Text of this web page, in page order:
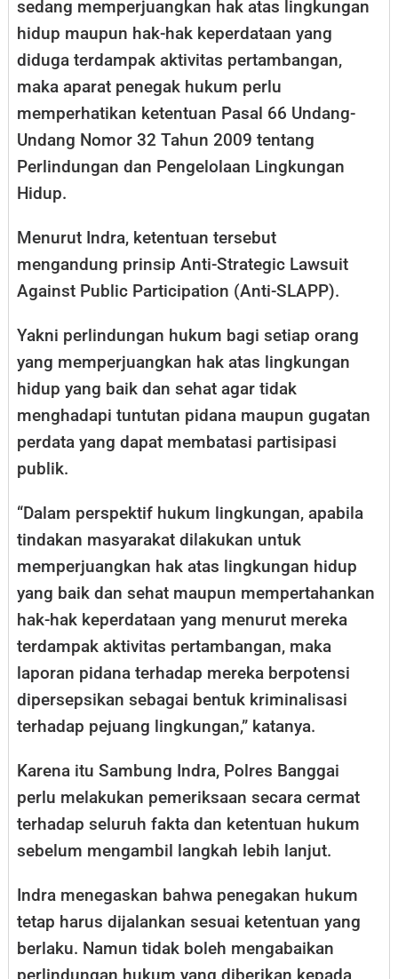
sedang memperjuangkan hak atas lingkungan
hidup maupun hak-hak keperdataan yang
diduga terdampak aktivitas pertambangan,
maka aparat penegak hukum perlu
memperhatikan ketentuan Pasal 66 Undang-
Undang Nomor 32 Tahun 2009 tentang
Perlindungan dan Pengelolaan Lingkungan
Hidup.
Menurut Indra, ketentuan tersebut
mengandung prinsip Anti-Strategic Lawsuit
Against Public Participation (Anti-SLAPP).
Yakni perlindungan hukum bagi setiap orang
yang memperjuangkan hak atas lingkungan
hidup yang baik dan sehat agar tidak
menghadapi tuntutan pidana maupun gugatan
perdata yang dapat membatasi partisipasi
publik.
“Dalam perspektif hukum lingkungan, apabila
tindakan masyarakat dilakukan untuk
memperjuangkan hak atas lingkungan hidup
yang baik dan sehat maupun mempertahankan
hak-hak keperdataan yang menurut mereka
terdampak aktivitas pertambangan, maka
laporan pidana terhadap mereka berpotensi
dipersepsikan sebagai bentuk kriminalisasi
terhadap pejuang lingkungan,” katanya.
Karena itu Sambung Indra, Polres Banggai
perlu melakukan pemeriksaan secara cermat
terhadap seluruh fakta dan ketentuan hukum
sebelum mengambil langkah lebih lanjut.
Indra menegaskan bahwa penegakan hukum
tetap harus dijalankan sesuai ketentuan yang
berlaku. Namun tidak boleh mengabaikan
perlindungan hukum yang diberikan kepada